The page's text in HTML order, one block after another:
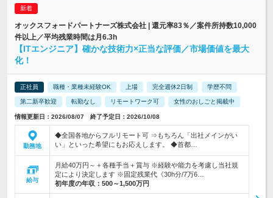
オックスフォードパートナーズ株式会社 | 還元率83％／案件所持数10,000
件以上／平均残業時間は月6.3h
【ITエンジニア】確かな技術力×正当な評価／市場価値を最大
化！
正社員 職種・業種未経験OK 上場 完全週休2日制 学歴不問
第二新卒歓迎 転勤なし リモートワーク可 女性のおしごと掲載中
情報更新日：2026/08/07 終了予定日：2026/10/08
勤務地
◆全国各地からフルリモート可 ⇒もちろん「出社メインがい
い」といった希望にもお応えします。 ◆首都…
給与
月給40万円～＋各種手当＋賞与 ※経験や能力を考慮し当社規
定により決定します ※固定残業代《30h分/7万6…
初年度の年収： 500～1,500万円